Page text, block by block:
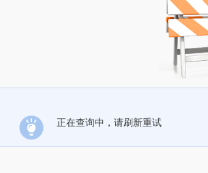
正在查询中，请刷新重试